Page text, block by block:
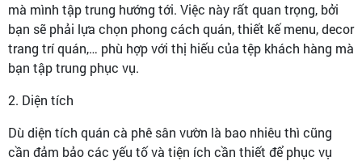
mà mình tập trung hướng tới. Việc này rất quan trọng, bởi
bạn sẽ phải lựa chọn phong cách quán, thiết kế menu, decor
trang trí quán,… phù hợp với thị hiếu của tệp khách hàng mà
bạn tập trung phục vụ.
2. Diện tích
Dù diện tích quán cà phê sân vườn là bao nhiêu thì cũng
cần đảm bảo các yếu tố và tiện ích cần thiết để phục vụ